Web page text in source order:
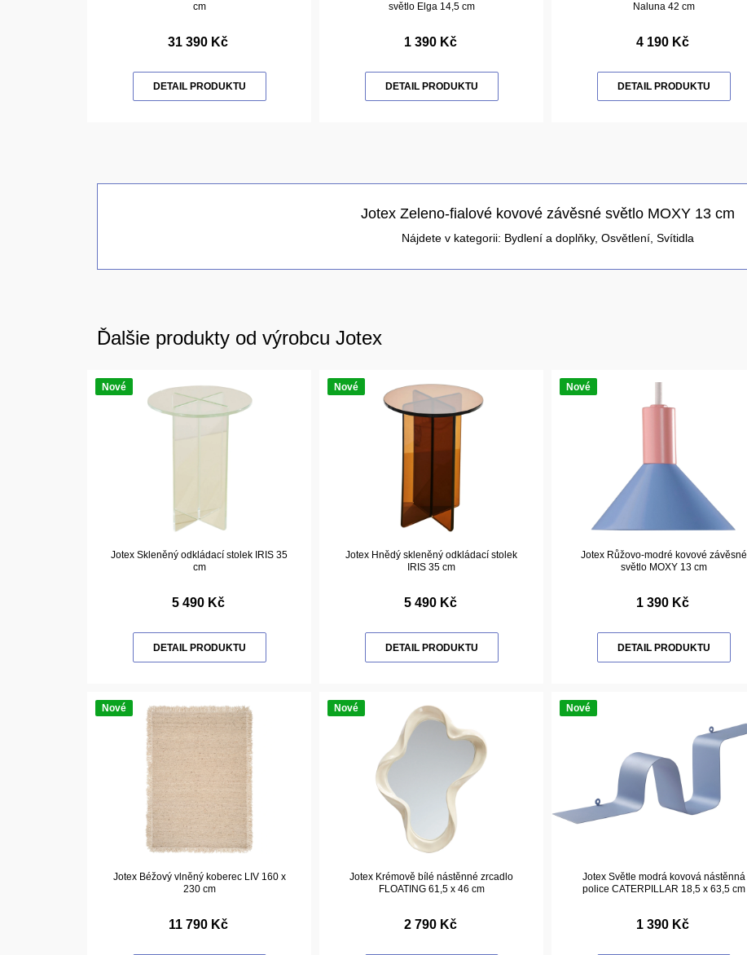
cm
31 390 Kč
DETAIL PRODUKTU
světlo Elga 14,5 cm
1 390 Kč
DETAIL PRODUKTU
Naluna 42 cm
4 190 Kč
DETAIL PRODUKTU
Jotex Zeleno-fialové kovové závěsné světlo MOXY 13 cm
Nájdete v kategorii: Bydlení a doplňky, Osvětlení, Svítidla
Ďalšie produkty od výrobcu Jotex
Nové
Jotex Skleněný odkládací stolek IRIS 35
cm
5 490 Kč
DETAIL PRODUKTU
Nové
Jotex Hnědý skleněný odkládací stolek
IRIS 35 cm
5 490 Kč
DETAIL PRODUKTU
Nové
Jotex Růžovo-modré kovové závěsné
světlo MOXY 13 cm
1 390 Kč
DETAIL PRODUKTU
Nové
Jotex Béžový vlněný koberec LIV 160 x
230 cm
11 790 Kč
Nové
Jotex Krémově bílé nástěnné zrcadlo
FLOATING 61,5 x 46 cm
2 790 Kč
Nové
Jotex Světle modrá kovová nástěnná
police CATERPILLAR 18,5 x 63,5 cm
1 390 Kč